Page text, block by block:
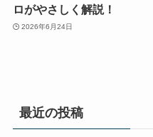
ロがやさしく解説！
2026年6月24日
最近の投稿